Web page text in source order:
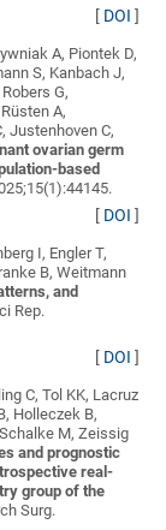
[ DOI ]
A, Piontek D,
S, Kanbach J,
G,
A,
Justenhoven C,
ovarian germ
based
[ DOI ]
I, Engler T,
B, Weitmann
and
Rep.
[ DOI ]
C, Tol KK, Lacruz
Holleczek B,
M, Zeissig
and prognostic
real-
group of the
Surg.